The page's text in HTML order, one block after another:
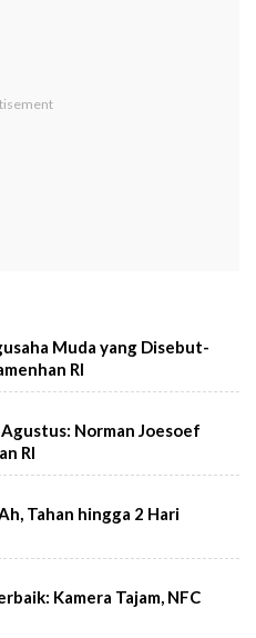
Muda yang Disebut-
RI
Norman Joesoef
RI
Tahan hingga 2 Hari
Kamera Tajam, NFC